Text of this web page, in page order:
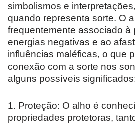
simbolismos e
quando representa sorte. O
frequentemente associado à
energias negativas e ao
influências maléficas, o que
conexão com a sorte nos
alguns possíveis
1. Proteção: O alho é
propriedades protetoras,